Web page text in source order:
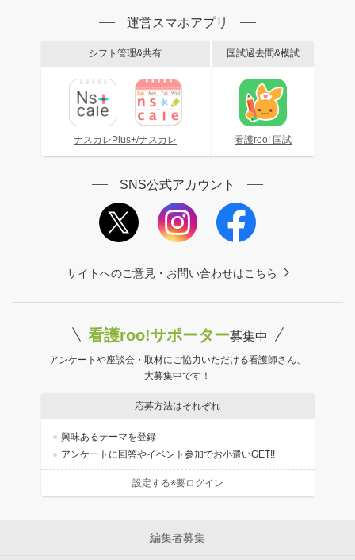
運営スマホアプリ
シフト管理&共有
ナスカレPlus+/ナスカレ
国試過去問&模試
看護roo! 国試
SNS公式アカウント
サイトへのご意見・お問い合わせはこちら
看護roo!サポーター募集中
アンケートや座談会・取材にご協力いただける看護師さん、
大募集中です！
応募方法はそれぞれ
興味あるテーマを登録
アンケートに回答やイベント参加でお小遣いGET!!
設定する※要ログイン
編集者募集